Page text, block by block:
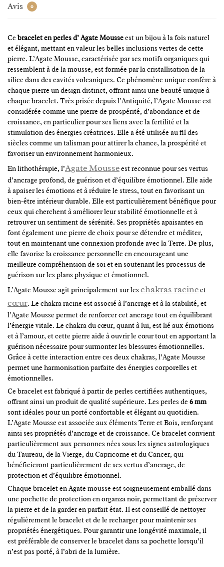
Avis 0
Ce bracelet en perles d’ Agate Mousseest un bijou à la fois naturel
et élégant, mettant en valeur les belles inclusions vertes de cette
pierre. L’Agate Mousse, caractérisée par ses motifs organiques qui
ressemblent à de la mousse, est formée par la cristallisation de la
silice dans des cavités volcaniques. Ce phénomène unique confère à
chaque pierre un design distinct, offrant ainsi une beauté unique à
chaque bracelet. Très prisée depuis l’Antiquité, l’Agate Mousse est
considérée comme une pierre de prospérité, d’abondance et de
croissance, en particulier pour ses liens avec la fertilité et la
stimulation des énergies créatrices. Elle a été utilisée au fil des
siècles comme un talisman pour attirer la chance, la prospérité et
favoriser un environnement harmonieux.
En lithothérapie, l’Agate Mousseest reconnue pour ses vertus
d’ancrage profond, de guérison et d’équilibre émotionnel. Elle aide
à apaiser les émotions et à réduire le stress, tout en favorisant un
bien-être intérieur durable. Elle est particulièrement bénéfique pour
ceux qui cherchent à améliorer leur stabilité émotionnelle et à
retrouver un sentiment de sérénité. Ses propriétés apaisantes en
font également une pierre de choix pour se détendre et méditer,
tout en maintenant une connexion profonde avec la Terre. De plus,
elle favorise la croissance personnelle en encourageant une
meilleure compréhension de soi et en soutenant les processus de
guérison sur les plans physique et émotionnel.
L’Agate Mousse agit principalement sur leschakras racineet
cœur. Le chakra racine est associé à l’ancrage et à la stabilité, et
l’Agate Mousse permet de renforcer cet ancrage tout en équilibrant
l’énergie vitale. Le chakra du cœur, quant à lui, est lié aux émotions
et à l’amour, et cette pierre aide à ouvrir le cœur tout en apportant la
guérison nécessaire pour surmonter les blessures émotionnelles.
Grâce à cette interaction entre ces deux chakras, l’Agate Mousse
permet une harmonisation parfaite des énergies corporelles et
émotionnelles.
Ce bracelet est fabriqué à partir de perles certifiées authentiques,
offrant ainsi un produit de qualité supérieure. Les perles de 6 mm
sont idéales pour un porté confortable et élégant au quotidien.
L’Agate Mousse est associée aux éléments Terre et Bois, renforçant
ainsi ses propriétés d’ancrage et de croissance. Ce bracelet convient
particulièrement aux personnes nées sous les signes astrologiques
du Taureau, de la Vierge, du Capricorne et du Cancer, qui
bénéficieront particulièrement de ses vertus d’ancrage, de
protection et d’équilibre émotionnel.
Chaque bracelet en Agate mousse est soigneusement emballé dans
une pochette de protection en organza noir, permettant de préserver
la pierre et de la garder en parfait état. Il est conseillé de nettoyer
régulièrement le bracelet et de le recharger pour maintenir ses
propriétés énergétiques. Pour garantir une longévité maximale, il
est préférable de conserver le bracelet dans sa pochette lorsqu’il
n’est pas porté, à l’abri de la lumière.